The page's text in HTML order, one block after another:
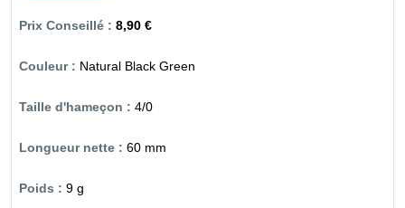
8,90 €
Natural Black Green
4/0
60 mm
9 g